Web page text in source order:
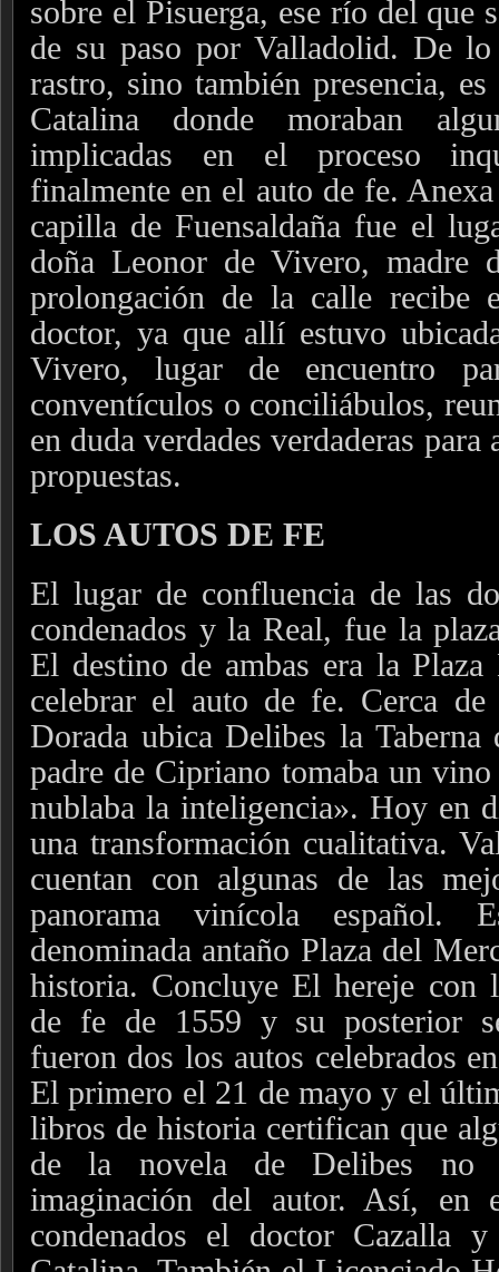
sobre el Pisuerga, ese río del que
de su paso por Valladolid. De
rastro, sino también presencia,
Catalina donde moraban
implicadas en el proceso
finalmente en el auto de fe.
capilla de Fuensaldaña fue el
doña Leonor de Vivero, madre
prolongación de la calle recibe
doctor, ya que allí estuvo
Vivero, lugar de encuentro
conventículos o conciliábulos,
en duda verdades verdaderas para
propuestas.
LOS AUTOS DE FE
El lugar de confluencia de las
condenados y la Real, fue la
El destino de ambas era la
celebrar el auto de fe. Cerca
Dorada ubica Delibes la
padre de Cipriano tomaba un
nublaba la inteligencia». Hoy en
una transformación cualitativa.
cuentan con algunas de las
panorama vinícola español.
denominada antaño Plaza del
historia. Concluye El hereje con
de fe de 1559 y su posterior
fueron dos los autos celebrados
El primero el 21 de mayo y el
libros de historia certifican que
de la novela de Delibes no
imaginación del autor. Así, en
condenados el doctor Cazalla